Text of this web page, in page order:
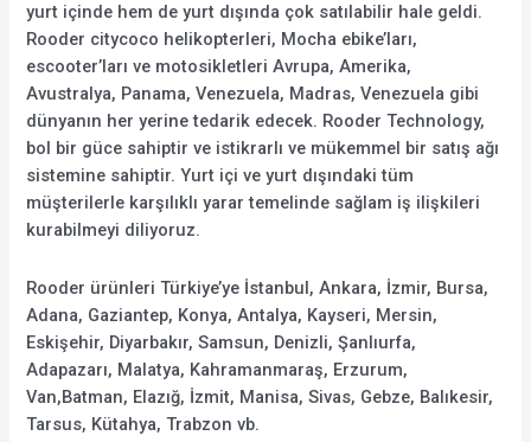
yurt içinde hem de yurt dışında çok satılabilir hale geldi.
Rooder citycoco helikopterleri, Mocha ebike’ları,
escooter’ları ve motosikletleri Avrupa, Amerika,
Avustralya, Panama, Venezuela, Madras, Venezuela gibi
dünyanın her yerine tedarik edecek. Rooder Technology,
bol bir güce sahiptir ve istikrarlı ve mükemmel bir satış ağı
sistemine sahiptir. Yurt içi ve yurt dışındaki tüm
müşterilerle karşılıklı yarar temelinde sağlam iş ilişkileri
kurabilmeyi diliyoruz.
Rooder ürünleri Türkiye’ye İstanbul, Ankara, İzmir, Bursa,
Adana, Gaziantep, Konya, Antalya, Kayseri, Mersin,
Eskişehir, Diyarbakır, Samsun, Denizli, Şanlıurfa,
Adapazarı, Malatya, Kahramanmaraş, Erzurum,
Van,Batman, Elazığ, İzmit, Manisa, Sivas, Gebze, Balıkesir,
Tarsus, Kütahya, Trabzon vb.